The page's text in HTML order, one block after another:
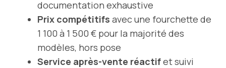
documentation exhaustive
Prix compétitifs avec une fourchette de
1 100 à 1 500 € pour la majorité des
modèles, hors pose
Service après-vente réactifet suivi